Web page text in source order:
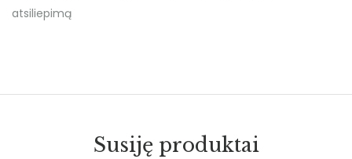
atsiliepimą
Susiję produktai